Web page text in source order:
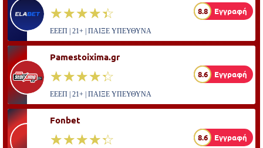
☆☆☆☆☆
★★★★★ 8.8 Εγγραφή
ΕΕΕΠ | 21+ | ΠΑΙΞΕ ΥΠΕΥΘΥΝΑ
Pamestoixima.gr
☆☆☆☆☆
★★★★★ 8.6 Εγγραφή
ΕΕΕΠ | 21+ | ΠΑΙΞΕ ΥΠΕΥΘΥΝΑ
Fonbet
☆☆☆☆☆
★★★★★ 8.6 Εγγραφή